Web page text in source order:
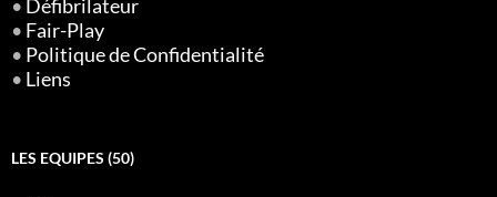
• Défibrilateur
• Fair-Play
• Politique de Confidentialité
• Liens
LES EQUIPES (50)